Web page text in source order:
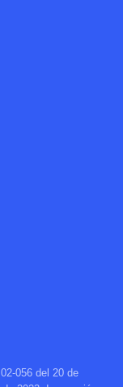
056 del 20 de